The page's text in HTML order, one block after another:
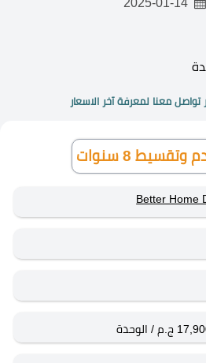
تواصل معنا لمعرفة آخر الاسعار
Better Home
ج.م / الوحدة